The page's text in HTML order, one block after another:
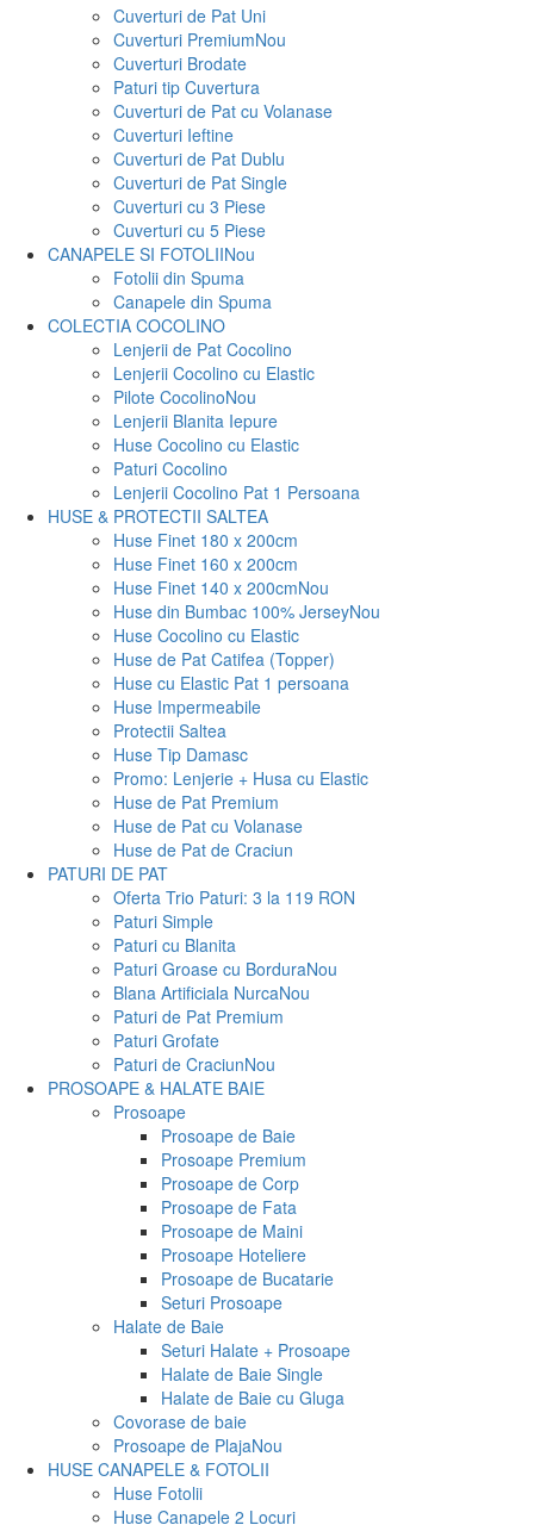
Cuverturi de Pat Uni
Cuverturi PremiumNou
Cuverturi Brodate
Paturi tip Cuvertura
Cuverturi de Pat cu Volanase
Cuverturi Ieftine
Cuverturi de Pat Dublu
Cuverturi de Pat Single
Cuverturi cu 3 Piese
Cuverturi cu 5 Piese
CANAPELE SI FOTOLIINou
Fotolii din Spuma
Canapele din Spuma
COLECTIA COCOLINO
Lenjerii de Pat Cocolino
Lenjerii Cocolino cu Elastic
Pilote CocolinoNou
Lenjerii Blanita Iepure
Huse Cocolino cu Elastic
Paturi Cocolino
Lenjerii Cocolino Pat 1 Persoana
HUSE & PROTECTII SALTEA
Huse Finet 180 x 200cm
Huse Finet 160 x 200cm
Huse Finet 140 x 200cmNou
Huse din Bumbac 100% JerseyNou
Huse Cocolino cu Elastic
Huse de Pat Catifea (Topper)
Huse cu Elastic Pat 1 persoana
Huse Impermeabile
Protectii Saltea
Huse Tip Damasc
Promo: Lenjerie + Husa cu Elastic
Huse de Pat Premium
Huse de Pat cu Volanase
Huse de Pat de Craciun
PATURI DE PAT
Oferta Trio Paturi: 3 la 119 RON
Paturi Simple
Paturi cu Blanita
Paturi Groase cu BorduraNou
Blana Artificiala NurcaNou
Paturi de Pat Premium
Paturi Grofate
Paturi de CraciunNou
PROSOAPE & HALATE BAIE
Prosoape
Prosoape de Baie
Prosoape Premium
Prosoape de Corp
Prosoape de Fata
Prosoape de Maini
Prosoape Hoteliere
Prosoape de Bucatarie
Seturi Prosoape
Halate de Baie
Seturi Halate + Prosoape
Halate de Baie Single
Halate de Baie cu Gluga
Covorase de baie
Prosoape de PlajaNou
HUSE CANAPELE & FOTOLII
Huse Fotolii
Huse Canapele 2 Locuri